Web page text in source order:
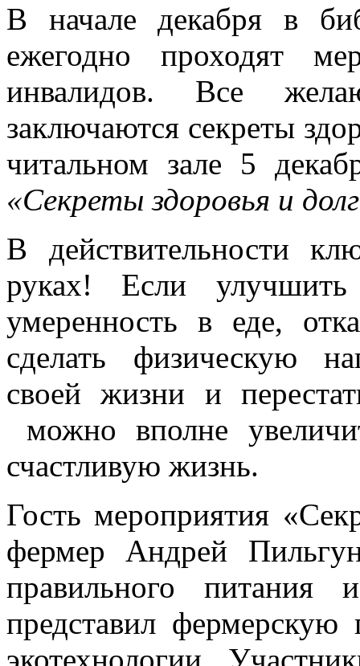
В начале декабря в
ежегодно проходят
инвалидов. Все
заключаются секреты
читальном зале 5
«Секреты здоровья и
В действительности
руках! Если улучшить
умеренность в еде,
сделать физическую
своей жизни и
можно вполне
счастливую жизнь.
Гость мероприятия
фермер Андрей
правильного
представил
экотехнологии.